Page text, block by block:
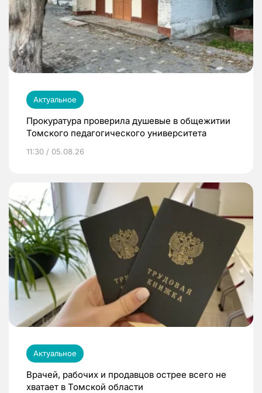
Актуальное
Прокуратура проверила душевые в общежитии
Томского педагогического университета
11:30 / 05.08.26
Актуальное
Врачей, рабочих и продавцов острее всего не
хватает в Томской области